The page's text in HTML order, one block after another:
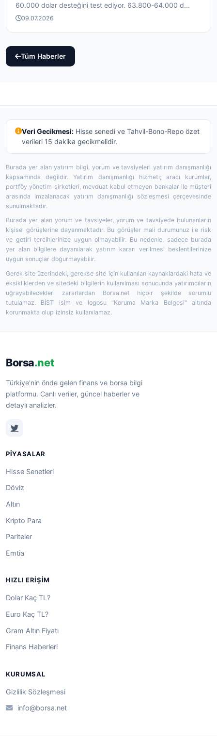
60.000 dolar desteğini test ediyor. 63.800-64.000 d...
09.07.2026
Tüm Haberler
Veri Gecikmesi:Hisse senedi ve Tahvil-Bono-Repo özet
verileri 15 dakika gecikmelidir.
Burada yer alan yatırım bilgi, yorum ve tavsiyeleri yatırım danışmanlığı
kapsamında değildir. Yatırım danışmanlığı hizmeti; aracı kurumlar,
portföy yönetim şirketleri, mevduat kabul etmeyen bankalar ile müşteri
arasında imzalanacak yatırım danışmanlığı sözleşmesi çerçevesinde
sunulmaktadır.
Burada yer alan yorum ve tavsiyeler, yorum ve tavsiyede bulunanların
kişisel görüşlerine dayanmaktadır. Bu görüşler mali durumunuz ile risk
ve getiri tercihlerinize uygun olmayabilir. Bu nedenle, sadece burada
yer alan bilgilere dayanılarak yatırım kararı verilmesi beklentilerinize
uygun sonuçlar doğurmayabilir.
Gerek site üzerindeki, gerekse site için kullanılan kaynaklardaki hata ve
eksikliklerden ve sitedeki bilgilerin kullanılması sonucunda yatırımcıların
uğrayabilecekleri zararlardan Borsa.net hiçbir şekilde sorumlu
tutulamaz. BİST isim ve logosu "Koruma Marka Belgesi" altında
korunmakta olup izinsiz kullanılamaz.
Borsa.net
Türkiye'nin önde gelen finans ve borsa bilgi
platformu. Canlı veriler, güncel haberler ve
detaylı analizler.
PIYASALAR
Hisse Senetleri
Döviz
Altın
Kripto Para
Pariteler
Emtia
HIZLI ERIŞIM
Dolar Kaç TL?
Euro Kaç TL?
Gram Altın Fiyatı
Finans Haberleri
KURUMSAL
Gizlilik Sözleşmesi
info@borsa.net